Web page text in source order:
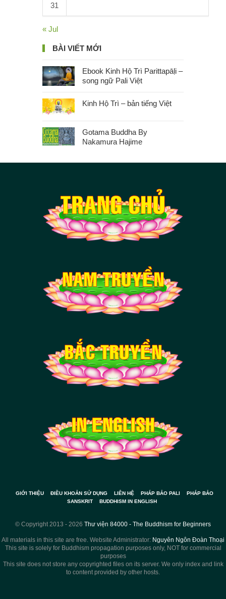
31
« Jul
BÀI VIẾT MỚI
Ebook Kinh Hộ Trì Parittapāḷi –
song ngữ Pali Việt
Kinh Hộ Trì – bản tiếng Việt
Gotama Buddha By
Nakamura Hajime
GIỚI THIỆU ĐIỀU KHOẢN SỬ DỤNG LIÊN HỆ PHÁP BẢO PALI
PHÁP BẢO
SANSKRIT
BUDDHISM IN ENGLISH
© Copyright 2013 - 2026 Thư viện 84000 - The Buddhism for Beginners
All materials in this site are free. Website Administrator: Nguyên Ngôn Đoàn Thoại
This site is solely for Buddhism propagation purposes only, NOT for commercial
purposes
This site does not store any copyrighted files on its server. We only index and link
to content provided by other hosts.